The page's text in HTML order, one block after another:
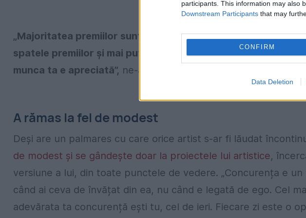
participants. This information may also
Downstream Participants that may
CONFIRM
Data Deletion
„Majoritatea premiilor sunt în studioul De Moga. Sunt atașat
spatele premiilor și mai puțin de premii, dar într-adevăr e un
munca ta e apreciată”, ne-a mai spus juratul de la „Superstar
A rămas la fel de modest
Deși are un palmares cu care orice artist s-ar fi lăudat
de modest și se gândește doar la proiectele lui artistice,
versiune a lui, din toate punctele de vedere. „Concurența e
când ai ceva de învățat din ea, nu când e legată de ego. Cel
adevărata ta concurență ești tu, cel de ieri. Fiecare zi este o